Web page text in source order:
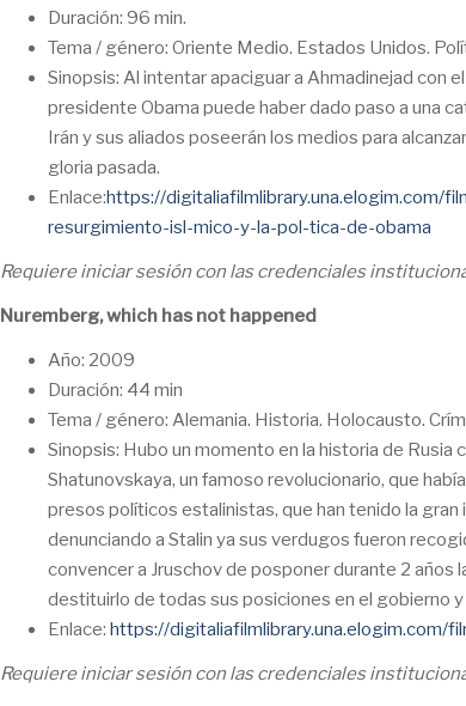
Duración: 96 min.
Tema / género: Oriente Medio. Estados Unidos.
Sinopsis: Al intentar apaciguar a Ahmadinejad con
presidente Obama puede haber dado paso a una
Irán y sus aliados poseerán los medios para
gloria pasada.
Enlace:https://digitaliafilmlibrary.una.elogim.com/
resurgimiento-isl-mico-y-la-pol-tica-de-obama
Requiere iniciar sesión con las credenciales
Nuremberg, which has not happened
Año: 2009
Duración: 44 min
Tema / género: Alemania. Historia. Holocausto.
Sinopsis: Hubo un momento en la historia de Rusia
Shatunovskaya, un famoso revolucionario, que
presos políticos estalinistas, que han tenido la
denunciando a Stalin ya sus verdugos fueron
convencer a Jruschov de posponer durante 2
destituirlo de todas sus posiciones en el gobierno
Enlace: https://digitaliafilmlibrary.una.elogim.com/
Requiere iniciar sesión con las credenciales